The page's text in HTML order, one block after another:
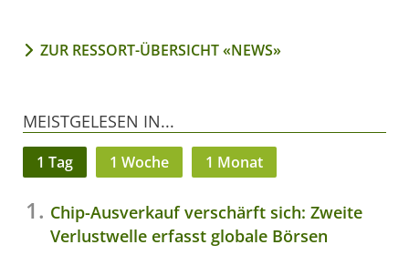
ZUR RESSORT-ÜBERSICHT «NEWS»
MEISTGELESEN IN...
1 Tag 1 Woche 1 Monat
Chip-Ausverkauf verschärft sich: Zweite
Verlustwelle erfasst globale Börsen